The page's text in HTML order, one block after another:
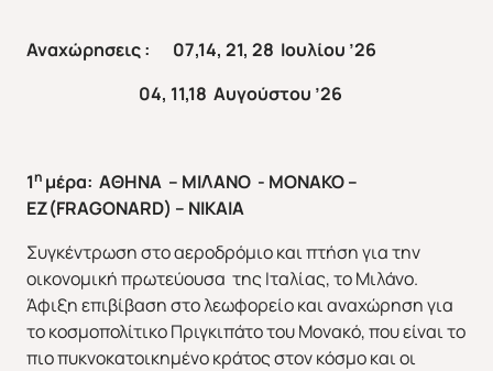
Αναχώρησεις : 07,14, 21, 28 Ιουλίου ’26
04, 11,18 Αυγούστου ’26
1η μέρα: ΑΘΗΝΑ – ΜΙΛΑΝΟ - ΜΟΝΑΚΟ –
ΕΖ(FRAGONARD) – ΝΙΚΑΙΑ
Συγκέντρωση στο αεροδρόμιο και πτήση για την
οικονομική πρωτεύουσα της Ιταλίας, το Μιλάνο.
Άφιξη επιβίβαση στο λεωφορείο και αναχώρηση για
το κοσμοπολίτικο Πριγκιπάτο του Μονακό, που είναι το
πιο πυκνοκατοικημένο κράτος στον κόσμο και οι